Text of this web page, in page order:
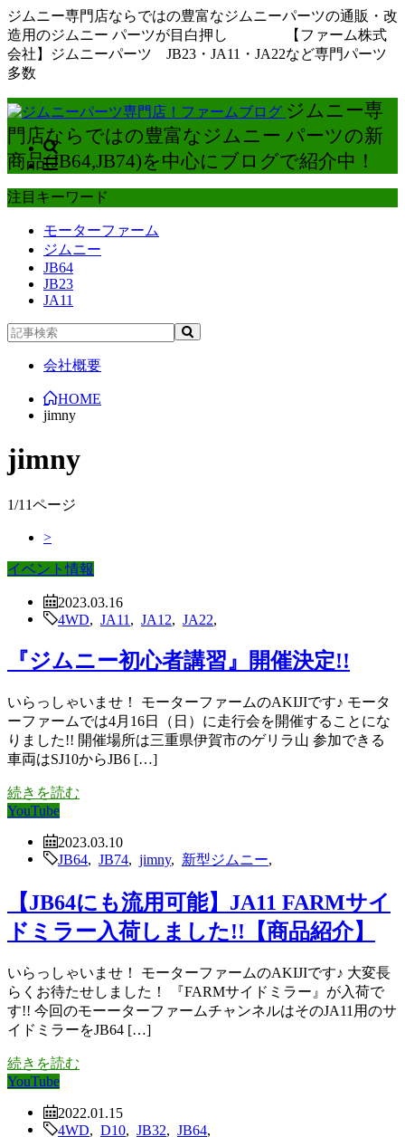
ジムニー専門店ならではの豊富なジムニーパーツの通販・改
造用のジムニー パーツが目白押し 【ファーム株式
会社】ジムニーパーツ JB23・JA11・JA22など専門パーツ
多数
ジムニー専
門店ならではの豊富なジムニー パーツの新
商品(JB64,JB74)を中心にブログで紹介中！
注目キーワード
モーターファーム
ジムニー
JB64
JB23
JA11
会社概要
HOME
jimny
jimny
1/11ページ
>
イベント情報
2023.03.16
4WD
JA11 JA12 JA22
『ジムニー初心者講習』開催決定!!
いらっしゃいませ！ モーターファームのAKIJIです♪ モータ
ーファームでは4月16日（日）に走行会を開催することにな
りました!! 開催場所は三重県伊賀市のゲリラ山 参加できる
車両はSJ10からJB6 […]
続きを読む
YouTube
2023.03.10
JB64
JB74 jimny, 新型ジムニー
【JB64にも流用可能】JA11 FARMサイ
ドミラー入荷しました!!【商品紹介】
いらっしゃいませ！ モーターファームのAKIJIです♪ 大変長
らくお待たせしました！ 『FARMサイドミラー』が入荷で
す!! 今回のモーーターファームチャンネルはそのJA11用のサ
イドミラーをJB64 […]
続きを読む
YouTube
2022.01.15
4WD
D10 JB32 JB64